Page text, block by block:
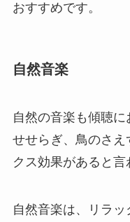
おすすめです。
自然音楽
自然の音楽も傾聴
せせらぎ、鳥のさえ
クス効果があると言
自然音楽は、リラ